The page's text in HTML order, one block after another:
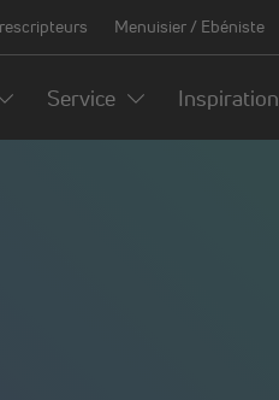
Menuisier / Ebéniste
Service Inspiration